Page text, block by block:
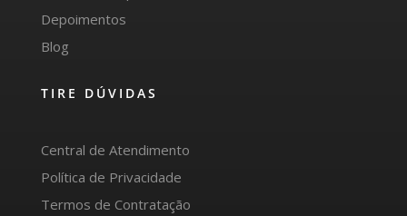
Depoimentos
Blog
TIRE DÚVIDAS
Central de Atendimento
Política de Privacidade
Termos de Contratação